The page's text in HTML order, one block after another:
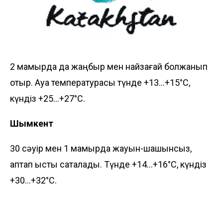
2 мамырда да жаңбыр мен найзағай болжанып
отыр. Ауа температурасы түнде +13...+15°C,
күндіз +25...+27°C.
Шымкент
30 сәуір мен 1 мамырда жауын-шашынсыз,
аптап ыстық сақталады. Түнде +14...+16°C, күндіз
+30...+32°C.